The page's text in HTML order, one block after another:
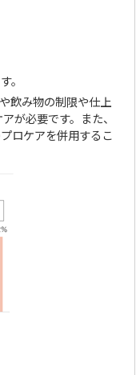
。
飲み物の制限や仕上
が必要です。また、
ロケアを併用するこ